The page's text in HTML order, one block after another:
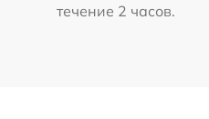
течение 2 часов.